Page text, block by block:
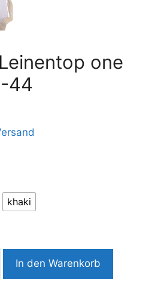
one
44
khaki
9878CT5
In den Warenkorb